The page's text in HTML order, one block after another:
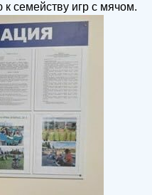
семейству игр с мячом.